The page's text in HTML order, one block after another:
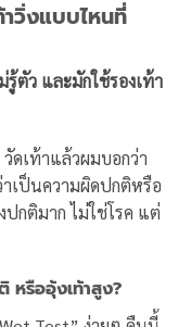
วิ่งแบบไหนที่
ตัว และมักใช้รองเท้า
ดเท้าแล้วผมบอกว่า
เป็นความผิดปกติหรือ
ปกติมาก ไม่ใช่โรค แต่
หรืออุ้งเท้าสูง?